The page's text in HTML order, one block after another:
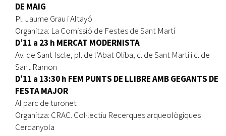
DE MAIG
Pl. Jaume Grau i Altayó
Organitza: La Comissió de Festes de Sant Martí
D’11 a 23 h MERCAT MODERNISTA
Av. de Sant Iscle, pl. de l’Abat Oliba, c. de Sant Martí i c. de
Sant Ramon
D’11 a 13:30 h FEM PUNTS DE LLIBRE AMB GEGANTS DE
FESTA MAJOR
Al parc de turonet
Organitza: CRAC. Col·lectiu Recerques arqueològiques
Cerdanyola